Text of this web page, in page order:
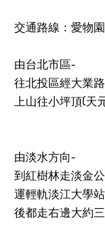
交通路線：愛物
由台北市區-
往北投區經大業
上山往小坪頂(天
由淡水方向-
到紅樹林走淡金
運輕軌淡江大學
後都走右邊大約